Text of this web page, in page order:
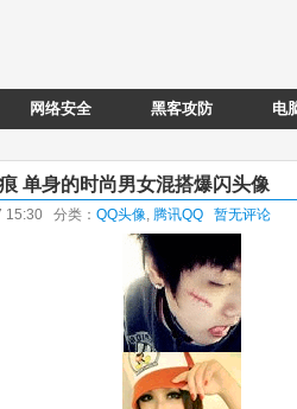
网络安全 黑客攻防 电
单身的时尚男女混搭爆闪头像
15:30 分类： QQ头像, 腾讯QQ 暂无评论